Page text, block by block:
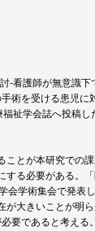
-看護師が無意識下
術を受ける患児に
祉学会誌へ投稿し
とが本研究での課
する必要がある。
学術集会で発表し
が大きいことが明
要であると考える